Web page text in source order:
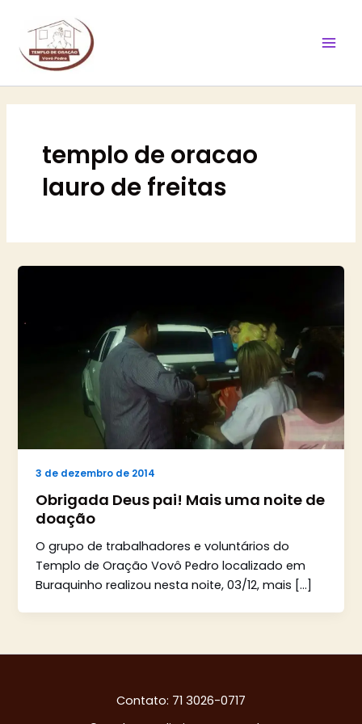
conteúdo
templo de oracao
lauro de freitas
3 de dezembro de 2014
Obrigada Deus pai! Mais uma noite de
doação
O grupo de trabalhadores e voluntários do
Templo de Oração Vovô Pedro localizado em
Buraquinho realizou nesta noite, 03/12, mais […]
Contato: 71 3026-0717